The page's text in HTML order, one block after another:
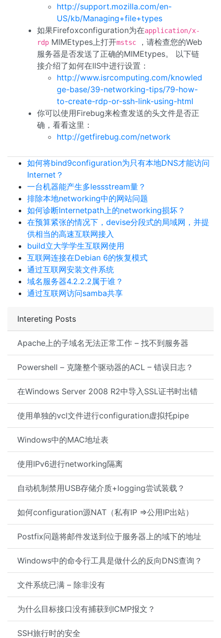
Intereting Posts
Apache上的子域名无法正常工作 – 找不到服务器
Powershell – 克隆整个驱动器的ACL – 错误日志？
在Windows Server 2008 R2中导入SSL证书时出错
使用单独的vcl文件进行configuration虚拟托pipe
Windows中的MAC地址表
使用IPv6进行networking隔离
自动机制禁用USB存储介质+logging尝试装载？
如何configuration源NAT（私有IP =>公用IP出站）
Postfix问题将邮件发送到位于服务器上的域下的地址
Windows中的命令行工具是做什么的反向DNS查询？
文件系统已满 – 除非没有
为什么目标接口没有捕获到ICMP报文？
SSH旅行时的安全
http://support.mozilla.com/en-
US/kb/Managing+file+types
如果Firefoxconfiguration为在application/x-
rdp MIMEtypes上打开mstsc
，请检查您的Web
服务器是否发送了正确的MIMEtypes。 以下链
接介绍了如何在IIS中进行设置：
http://www.isrcomputing.com/knowled
ge-base/39-networking-tips/79-how-
to-create-rdp-or-ssh-link-using-html
你可以使用Firebug来检查发送的头文件是否正
确，看看这里：
http://getfirebug.com/network
如何将bind9configuration为只有本地DNS才能访问
Internet？
一台机器能产生多lessstream量？
排除本地networking中的网站问题
如何诊断Internetpath上的networking损坏？
在预算紧张的情况下，devise分段式的局域网，并提
供相当的高速互联网接入
build立大学学生互联网使用
互联网连接在Debian 6的恢复模式
通过互联网安装文件系统
域名服务器4.2.2.2属于谁？
通过互联网访问samba共享